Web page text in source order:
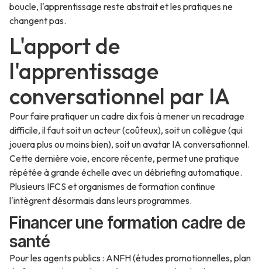
boucle, l'apprentissage reste abstrait et les pratiques ne
changent pas.
L'apport de
l'apprentissage
conversationnel par IA
Pour faire pratiquer un cadre dix fois à mener un recadrage
difficile, il faut soit un acteur (coûteux), soit un collègue (qui
jouera plus ou moins bien), soit un avatar IA conversationnel.
Cette dernière voie, encore récente, permet une pratique
répétée à grande échelle avec un débriefing automatique.
Plusieurs IFCS et organismes de formation continue
l'intègrent désormais dans leurs programmes.
Financer une formation cadre de
santé
Pour les agents publics : ANFH (études promotionnelles, plan